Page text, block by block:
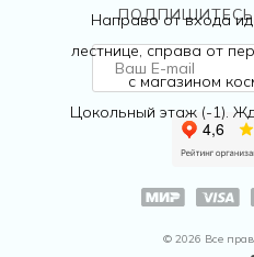
© 2026 Все
Направо от входа
лестнице, справа от
с магазином
Цокольный этаж (-1).